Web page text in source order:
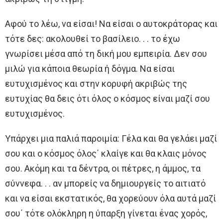
Αφού το λέω, να είσαι! Να είσαι ο αυτοκράτορας και
τότε δες: ακολουθεί το βασίλειο. . . το έχω
γνωρίσει μέσα από τη δική μου εμπειρία. Δεν σου
μιλώ για κάποια θεωρία ή δόγμα. Να είσαι
ευτυχισμένος και στην κορυφή ακριβώς της
ευτυχίας θα δεις ότι όλος ο κόσμος είναι μαζί σου
ευτυχισμένος.
Υπάρχει μια παλιά παροιμία: Γέλα και θα γελάει μαζί
σου και ο κόσμος όλος΄ κλαίγε και θα κλαις μόνος
σου. Ακόμη και τα δέντρα, οι πέτρες, η άμμος, τα
σύννεφα. . . αν μπορείς να δημιουργείς το αιτιατό
και να είσαι εκστατικός, θα χορεύουν όλα αυτά μαζί
σου΄ τότε ολόκληρη η ύπαρξη γίνεται ένας χορός,